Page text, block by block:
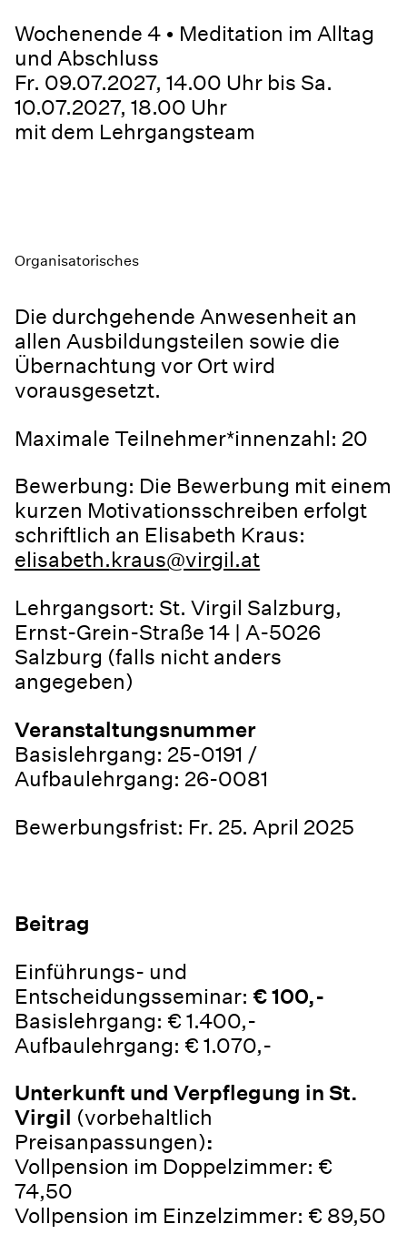
Wochenende 4 • Meditation im Alltag
und Abschluss
Fr. 09.07.2027, 14.00 Uhr bis Sa.
10.07.2027, 18.00 Uhr
mit dem Lehrgangsteam
Organisatorisches
Die durchgehende Anwesenheit an
allen Ausbildungsteilen sowie die
Übernachtung vor Ort wird
vorausgesetzt.
Maximale Teilnehmer*innenzahl: 20
Bewerbung: Die Bewerbung mit einem
kurzen Motivationsschreiben erfolgt
schriftlich an Elisabeth Kraus:
elisabeth.kraus@virgil.at
Lehrgangsort: St. Virgil Salzburg,
Ernst-Grein-Straße 14 | A-5026
Salzburg (falls nicht anders
angegeben)
Veranstaltungsnummer
Basislehrgang: 25-0191 /
Aufbaulehrgang: 26-0081
Bewerbungsfrist: Fr. 25. April 2025
Beitrag
Einführungs- und
Entscheidungsseminar: € 100,-
Basislehrgang: € 1.400,-
Aufbaulehrgang: € 1.070,-
Unterkunft und Verpflegung in St.
Virgil (vorbehaltlich
Preisanpassungen):
Vollpension im Doppelzimmer: €
74,50
Vollpension im Einzelzimmer: € 89,50